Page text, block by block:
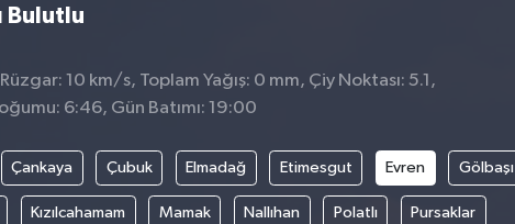
Bulutlu
10 km/s, Toplam Yağış: 0 mm, Çiy Noktası: 5.1,
6:46, Gün Batımı: 19:00
Çankaya Çubuk Elmadağ Etimesgut Evren Gölbaşı
Kızılcahamam Mamak Nallıhan Polatlı Pursaklar